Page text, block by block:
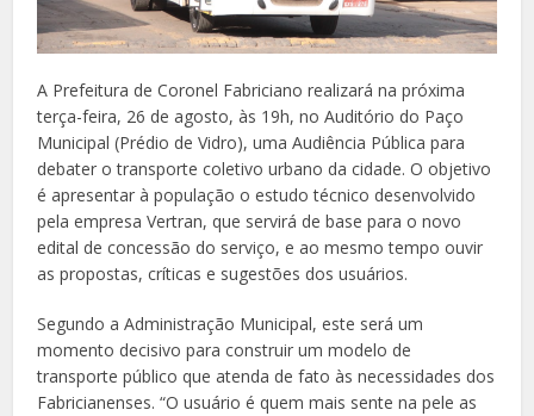
A Prefeitura de Coronel Fabriciano realizará na próxima
terça-feira, 26 de agosto, às 19h, no Auditório do Paço
Municipal (Prédio de Vidro), uma Audiência Pública para
debater o transporte coletivo urbano da cidade. O objetivo
é apresentar à população o estudo técnico desenvolvido
pela empresa Vertran, que servirá de base para o novo
edital de concessão do serviço, e ao mesmo tempo ouvir
as propostas, críticas e sugestões dos usuários.
Segundo a Administração Municipal, este será um
momento decisivo para construir um modelo de
transporte público que atenda de fato às necessidades dos
Fabricianenses. “O usuário é quem mais sente na pele as